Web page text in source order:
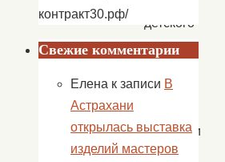
детского
сада
дети
приехали
в
контракт30.рф/
Свежие комментарии
Елена к записи В
Астрахани
открылась выставка
изделий мастеров